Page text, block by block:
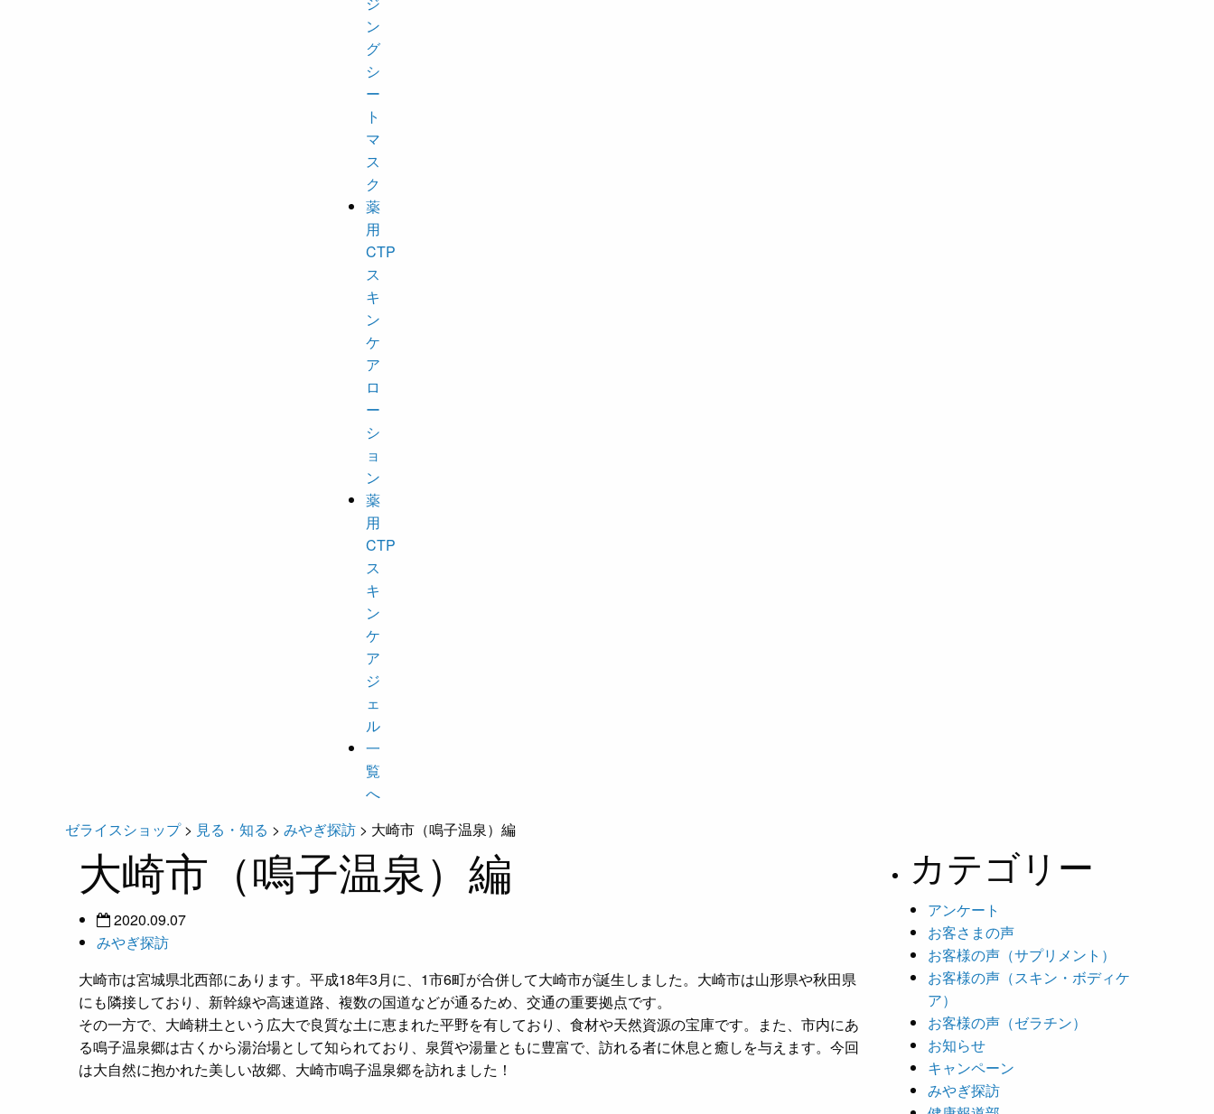
ン
グ
シ
ー
ト
マ
ス
ク
薬
用
CTP
ス
キ
ン
ケ
ア
ロ
ー
シ
ョ
ン
薬
用
CTP
ス
キ
ン
ケ
ア
ジ
ェ
ル
一
覧
へ
ゼライスショップ> 見る・知る > みやぎ探訪 > 大崎市（鳴子温泉）編
大崎市（鳴子温泉）編
2020.09.07
みやぎ探訪
大崎市は宮城県北西部にあります。平成18年3月に、1市6町が合併して大崎市が誕生しました。大崎市は山形県や秋田県
にも隣接しており、新幹線や高速道路、複数の国道などが通るため、交通の重要拠点です。
その一方で、大崎耕土という広大で良質な土に恵まれた平野を有しており、食材や天然資源の宝庫です。また、市内にあ
る鳴子温泉郷は古くから湯治場として知られており、泉質や湯量ともに豊富で、訪れる者に休息と癒しを与えます。今回
は大自然に抱かれた美しい故郷、大崎市鳴子温泉郷を訪れました！
カテゴリー
アンケート
お客さまの声
お客様の声（サプリメント）
お客様の声（スキン・ボディケ
ア）
お客様の声（ゼラチン）
お知らせ
キャンペーン
みやぎ探訪